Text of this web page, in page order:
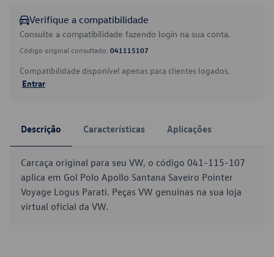
Verifique a compatibilidade
Consulte a compatibilidade fazendo login na sua conta.
Código original consultado: 041115107
Compatibilidade disponível apenas para clientes logados.
Entrar
Descrição Características Aplicações
Carcaça original para seu VW, o código 041-115-107
aplica em Gol Polo Apollo Santana Saveiro Pointer
Voyage Logus Parati. Peças VW genuínas na sua loja
virtual oficial da VW.